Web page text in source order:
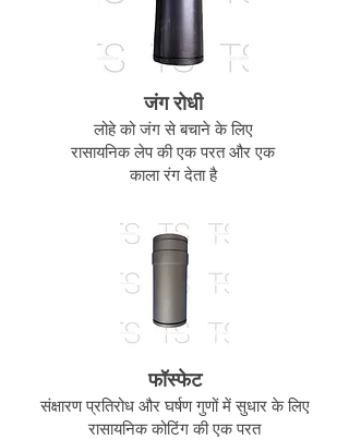
जंग रोधी
लोहे को जंग से बचाने के लिए
रासायनिक लेप की एक परत और एक
काला रंग देता है
फॉस्फेट
संक्षारण प्रतिरोध और घर्षण गुणों में सुधार के लिए
रासायनिक कोटिंग की एक परत